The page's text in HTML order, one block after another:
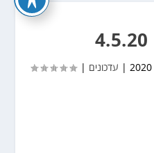
עדכונים